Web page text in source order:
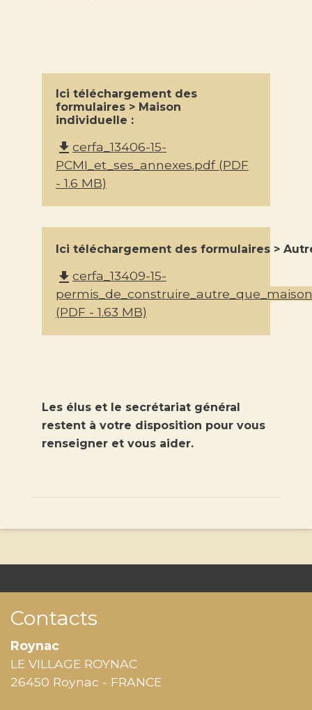
Ici téléchargement des
formulaires > Maison
individuelle :
file_download cerfa_13406-15-
PCMI_et_ses_annexes.pdf (PDF
- 1.6 MB)
Ici téléchargement des formulaires >
file_download cerfa_13409-15-
(PDF - 1.63 MB)
Les élus et le secrétariat général
restent à votre disposition pour vous
renseigner et vous aider.
Contacts
Roynac
LE VILLAGE ROYNAC
26450 Roynac - FRANCE